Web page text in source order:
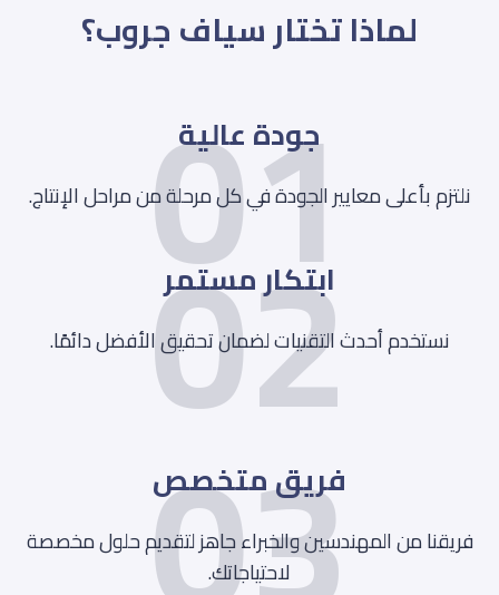
لماذا تختار سياف جروب؟
01
جودة عالية
نلتزم بأعلى معايير الجودة في كل مرحلة من مراحل الإنتاج.
02
ابتكار مستمر
نستخدم أحدث التقنيات لضمان تحقيق الأفضل دائمًا.
فريق متخصص
فريقنا من المهندسين والخبراء جاهز لتقديم حلول مخصصة
لاحتياجاتك.